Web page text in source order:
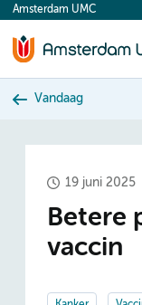
content
Amsterdam UMC
Vandaag
19 juni 2025
Betere
vaccin